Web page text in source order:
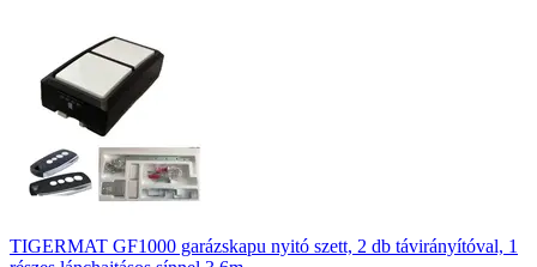
TIGERMAT GF1000 garázskapu nyitó szett, 2 db távirányítóval, 1